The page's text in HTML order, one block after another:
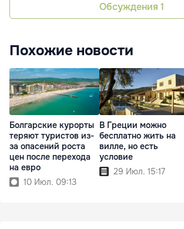
Обсуждения 1
Похожие новости
Болгарские курорты
теряют туристов из-
за опасений роста
цен после перехода
на евро
10 Июл. 09:13
В Греции можно
бесплатно жить на
вилле, но есть
условие
29 Июл. 15:17